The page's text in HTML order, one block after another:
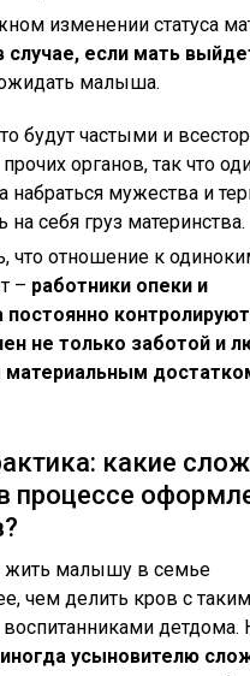
изменении статуса
случае, если мать
малыша.
будут частыми и
органов, так что
мужества и
себя груз материнства.
что отношение к
– работники опеки и
постоянно
не только заботой и
какие
процессе
жить малышу в семье
чем делить кров с
детдома.
иногда усыновителю